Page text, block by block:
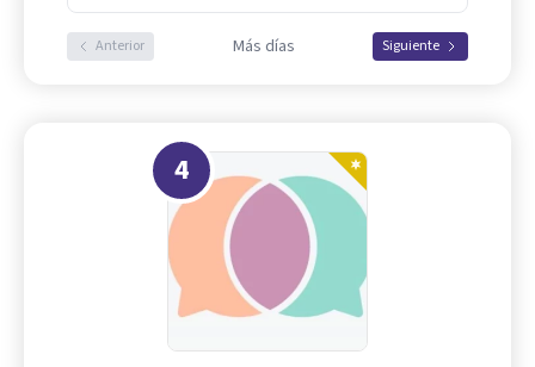
Anterior Más días Siguiente
4